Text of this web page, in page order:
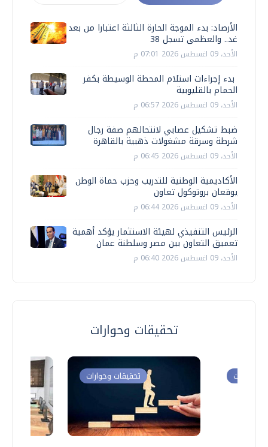
الأرصاد: بدء الموجة الحارة الثالثة اعتبارا من بعد
غد.. والعظمى تسجل 38
الأحد، 09 اغسطس 2026 07:01 م
بدء إجراءات استلام المحطة الوسيطة بكفر
الحمام بالقليوبية
الأحد، 09 اغسطس 2026 06:57 م
ضبط تشكيل عصابي لانتحالهم صفة رجال
شرطة وسرقة مشغولات ذهبية بالقاهرة
الأحد، 09 اغسطس 2026 06:45 م
الأكاديمية الوطنية للتدريب وحزب حماة الوطن
يوقعان بروتوكول تعاون
الأحد، 09 اغسطس 2026 06:44 م
الرئيس التنفيذي لهيئة الاستثمار يؤكد أهمية
تعميق التعاون بين مصر وسلطنة عمان
الأحد، 09 اغسطس 2026 06:40 م
تحقيقات وحوارات
تحقيقات وحوارات وحوارات